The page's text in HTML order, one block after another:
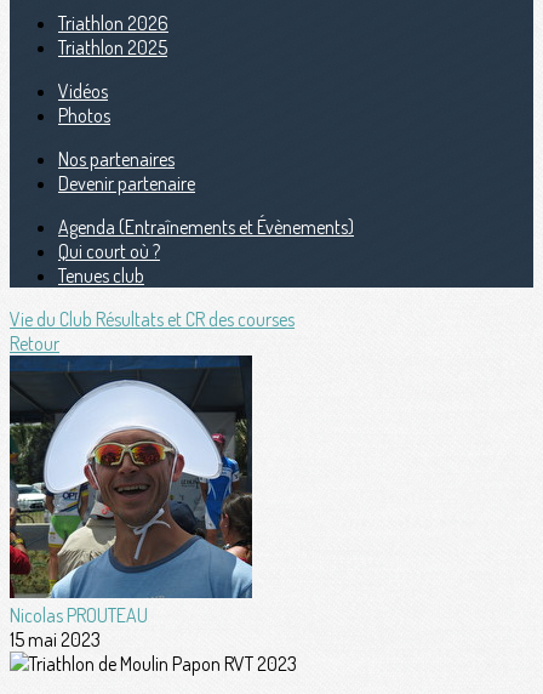
Triathlon 2026
Triathlon 2025
Vidéos
Photos
Nos partenaires
Devenir partenaire
Agenda (Entraînements et Évènements)
Qui court où ?
Tenues club
Vie du Club Résultats et CR des courses
Retour
Nicolas PROUTEAU
15 mai 2023